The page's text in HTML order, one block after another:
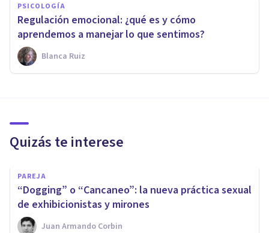
PSICOLOGÍA
Regulación emocional: ¿qué es y cómo
aprendemos a manejar lo que sentimos?
Blanca Ruiz
Quizás te interese
PAREJA
“Dogging” o “Cancaneo”: la nueva práctica sexual
de exhibicionistas y mirones
Juan Armando Corbin